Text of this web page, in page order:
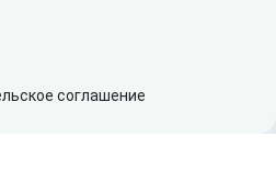
соглашение